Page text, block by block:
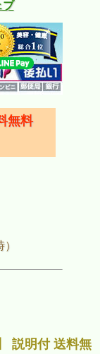
ブ
無料
説明付 送料無